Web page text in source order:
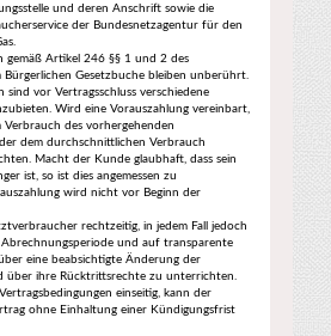
und deren Anschrift sowie die
der Bundesnetzagentur für den
gemäß Artikel 246 §§ 1 und 2 des
Bürgerlichen Gesetzbuche bleiben unberührt.
sind vor Vertragsschluss verschiedene
Wird eine Vorauszahlung vereinbart,
Verbrauch des vorhergehenden
dem durchschnittlichen Verbrauch
Macht der Kunde glaubhaft, dass sein
ist, so ist dies angemessen zu
wird nicht vor Beginn der
rechtzeitig, in jedem Fall jedoch
und auf transparente
eine beabsichtigte Änderung der
über ihre Rücktrittsrechte zu unterrichten.
einseitig, kann der
ohne Einhaltung einer Kündigungsfrist